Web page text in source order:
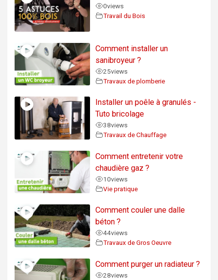
0views
Travail du Bois
Comment installer un
sanibroyeur ?
25views
Travaux de plomberie
Installer un poêle à granulés -
Tuto bricolage
38views
Travaux de Chauffage
Comment entretenir votre
chaudière gaz ?
10views
Vie pratique
Comment couler une dalle
béton ?
44views
Travaux de Gros Oeuvre
Comment purger un radiateur ?
28views